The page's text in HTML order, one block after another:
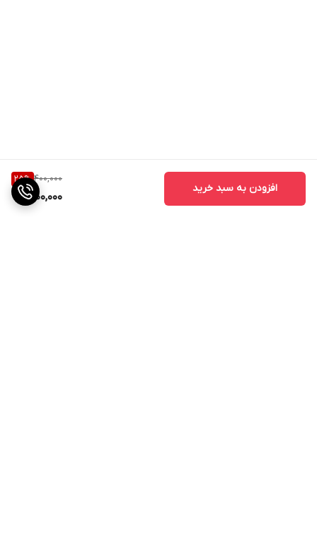
400,000
25%
300,000
افزودن به سبد خرید